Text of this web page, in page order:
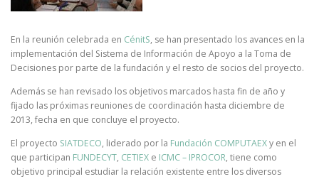
En la reunión celebrada en CénitS, se han presentado los avances en la
implementación del Sistema de Información de Apoyo a la Toma de
Decisiones por parte de la fundación y el resto de socios del proyecto.
Además se han revisado los objetivos marcados hasta fin de año y
fijado las próximas reuniones de coordinación hasta diciembre de
2013, fecha en que concluye el proyecto.
El proyecto SIATDECO, liderado por la Fundación COMPUTAEXy en el
que participan FUNDECYT, CETIEX e ICMC – IPROCOR, tiene como
objetivo principal estudiar la relación existente entre los diversos